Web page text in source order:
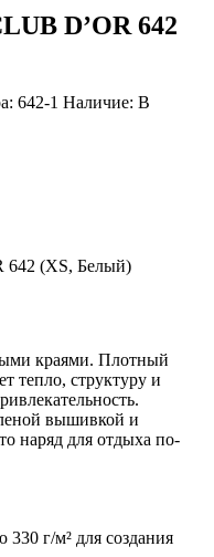
D’OR 642
642-1 Наличие: В
краями. Плотный
тепло, структуру и
вышивкой и
наряд для отдыха по-
г/м² для создания